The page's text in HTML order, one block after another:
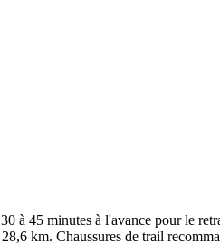
45 minutes à l'avance pour le
km. Chaussures de trail